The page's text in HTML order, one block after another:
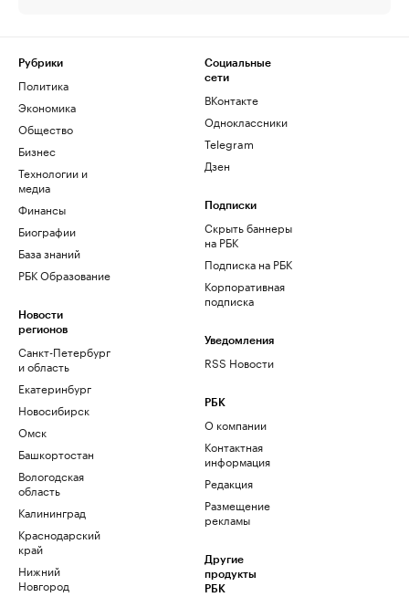
Рубрики
Политика
Экономика
Общество
Бизнес
Технологии и
медиа
Финансы
Биографии
База знаний
РБК Образование
Новости
регионов
Санкт-Петербург
и область
Екатеринбург
Новосибирск
Омск
Башкортостан
Вологодская
область
Калининград
Краснодарский
край
Нижний
Новгород
Социальные
сети
ВКонтакте
Одноклассники
Telegram
Дзен
Подписки
Скрыть баннеры
на РБК
Подписка на РБК
Корпоративная
подписка
Уведомления
RSS Новости
РБК
О компании
Контактная
информация
Редакция
Размещение
рекламы
Другие
продукты
РБК